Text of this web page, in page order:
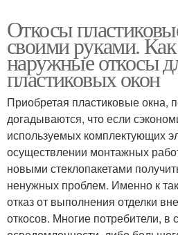
Откосы
своими руками. Как
наружные откосы
пластиковых окон
Приобретая пластиковые окна,
догадываются, что если
используемых комплектующих
осуществлении монтажных
новыми стеклопакетами
ненужных проблем. Именно к
отказ от выполнения отделки
откосов. Многие потребители, в